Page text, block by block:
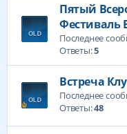
Пятый
Фестиваль
Последнее
Ответы:5
Встреча
Последнее
Ответы:48